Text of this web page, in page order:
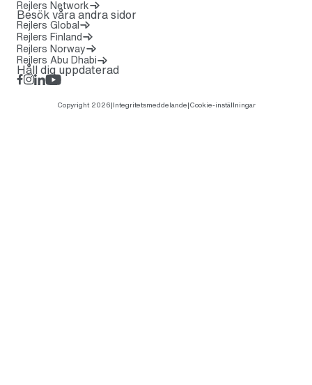
Rejlers Network(Öppnas i en ny flik)
Besök våra andra sidor
Rejlers Global
Rejlers Finland
Rejlers Norway
Rejlers Abu Dhabi
Håll dig uppdaterad
Facebook
Instagram
LinkedIn
Rejlers Play
Copyright 2026|Integritetsmeddelande|Cookie-inställningar